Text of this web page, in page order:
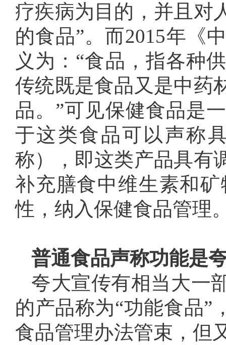
疗疾病为目的，并且对
的食品”。而2015年《
义为：“食品，指各种
传统既是食品又是中药
品。”可见保健食品是
于这类食品可以声称
称），即这类产品具有
补充膳食中维生素和
性，纳入保健食品管理
普通食品声称功能是
夸大宣传有相当大一
的产品称为“功能食品”
食品管理办法管束，但